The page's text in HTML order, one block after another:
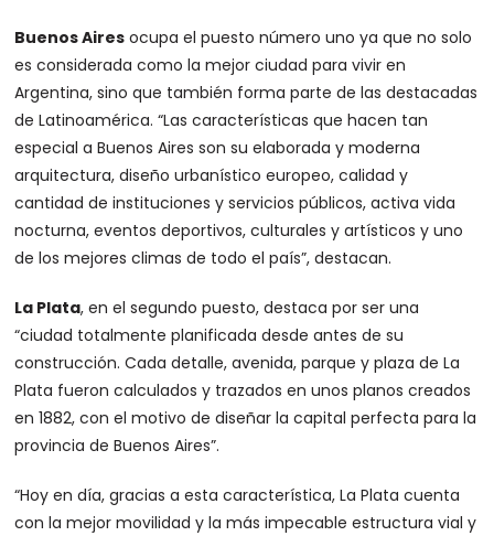
Buenos Aires ocupa el puesto número uno ya que no solo
es considerada como la mejor ciudad para vivir en
Argentina, sino que también forma parte de las destacadas
de Latinoamérica. “Las características que hacen tan
especial a Buenos Aires son su elaborada y moderna
arquitectura, diseño urbanístico europeo, calidad y
cantidad de instituciones y servicios públicos, activa vida
nocturna, eventos deportivos, culturales y artísticos y uno
de los mejores climas de todo el país”, destacan.
La Plata, en el segundo puesto, destaca por ser una
“ciudad totalmente planificada desde antes de su
construcción. Cada detalle, avenida, parque y plaza de La
Plata fueron calculados y trazados en unos planos creados
en 1882, con el motivo de diseñar la capital perfecta para la
provincia de Buenos Aires”.
“Hoy en día, gracias a esta característica, La Plata cuenta
con la mejor movilidad y la más impecable estructura vial y